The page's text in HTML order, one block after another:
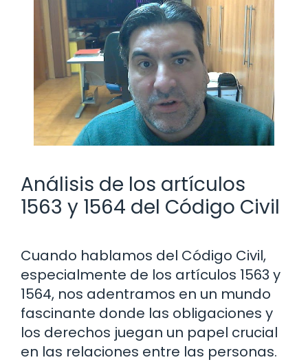
Análisis de los artículos
1563 y 1564 del Código Civil
Cuando hablamos del Código Civil,
especialmente de los artículos 1563 y
1564, nos adentramos en un mundo
fascinante donde las obligaciones y
los derechos juegan un papel crucial
en las relaciones entre las personas.